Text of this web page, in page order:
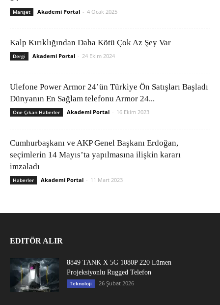
Manşet Akademi Portal - 4 Ocak 2025
Kalp Kırıklığından Daha Kötü Çok Az Şey Var
Dergi Akademi Portal - 24 Ekim 2024
Ulefone Power Armor 24’ün Türkiye Ön Satışları Başladı
Dünyanın En Sağlam telefonu Armor 24...
Öne Çıkan Haberler Akademi Portal - 16 Ekim 2023
Cumhurbaşkanı ve AKP Genel Başkanı Erdoğan,
seçimlerin 14 Mayıs’ta yapılmasına ilişkin kararı
imzaladı
Haberler Akademi Portal - 11 Mart 2023
EDITÖR ALIR
8849 TANK X 5G 1080P 220 Lümen
Projeksiyonlu Rugged Telefon
Teknoloji 26 Şubat 2026